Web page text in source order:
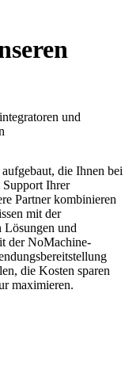
und
die Ihnen bei
Support Ihrer
Partner kombinieren
mit der
Lösungen und
der NoMachine-
die Kosten sparen
maximieren.